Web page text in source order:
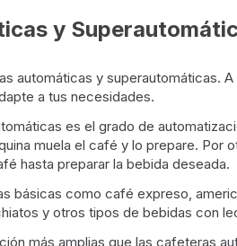
y
y superautomáticas. A
a tus necesidades.
es el grado de
muela el café y lo prepare. Por
hasta preparar la bebida deseada.
básicas como café expreso,
y otros tipos de bebidas con
más amplias que las cafeteras